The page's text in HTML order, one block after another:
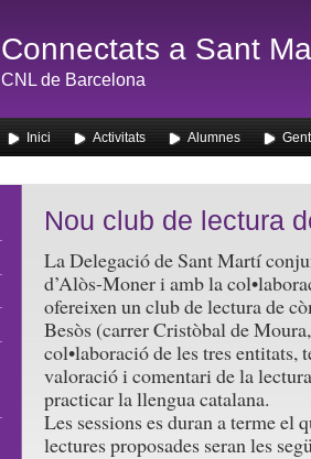
Connectats a Sant
CNL de Barcelona
Inici Activitats Alumnes
Nou club de lectura
La Delegació de Sant Martí
d’Alòs-Moner i amb la
ofereixen un club de lectura de
Besòs (carrer Cristòbal de
col•laboració de les tres entitats,
valoració i comentari de la
practicar la llengua catalana.
Les sessions es duran a terme el
lectures proposades seran les